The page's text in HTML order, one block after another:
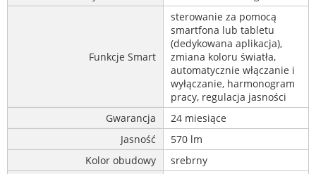
Funkcje Smart
sterowanie za pomocą
smartfona lub tabletu
(dedykowana aplikacja),
zmiana koloru światła,
automatycznie włączanie i
wyłączanie, harmonogram
pracy, regulacja jasności
Gwarancja
24 miesiące
Jasność
570 lm
Kolor obudowy
srebrny